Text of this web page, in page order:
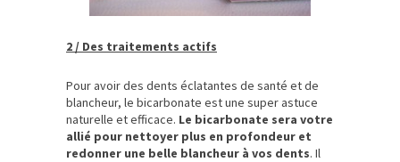
2 / Des traitements actifs
Pour avoir des dents éclatantes de santé et de
blancheur, le bicarbonate est une super astuce
naturelle et efficace. Le bicarbonate sera votre
allié pour nettoyer plus en profondeur et
redonner une belle blancheur à vos dents. Il